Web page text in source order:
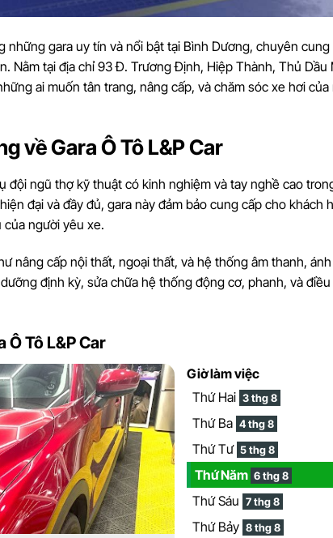
những gara uy tín và nổi bật tại Bình Dương, chuyên
Nằm tại địa chỉ 93 Đ. Trương Định, Hiệp Thành, Thủ Dầu
ai muốn tân trang, nâng cấp, và chăm sóc xe hơi
về Gara Ô Tô L&P Car
đội ngũ thợ kỹ thuật có kinh nghiệm và tay nghề cao
đại và đầy đủ, gara này đảm bảo cung cấp cho khách
người yêu xe.
nâng cấp nội thất, ngoại thất, và hệ thống âm thanh, ánh
định kỳ, sửa chữa hệ thống động cơ, phanh, và
Ô Tô L&P Car
Giờ làm việc
Thứ Hai 3 thg 8
Thứ Ba 4 thg 8
Thứ Tư 5 thg 8
Thứ Năm 6 thg 8
Thứ Sáu 7 thg 8
Thứ Bảy 8 thg 8